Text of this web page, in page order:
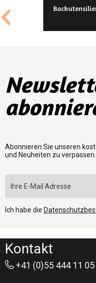
Abonnieren Sie unseren
und Neuheiten zu verpassen.
Ich habe die
Kontakt
+41 (0)55 444 11 05